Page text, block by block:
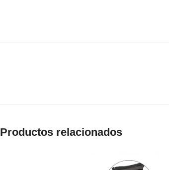
Productos relacionados